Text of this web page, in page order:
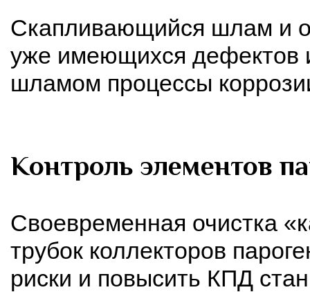
Скапливающийся шлам и
уже имеющихся дефектов
шламом процессы
Контроль элементов
Своевременная очистка
трубок коллекторов
риски и повысить КПД